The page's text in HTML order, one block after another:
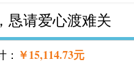
恳请爱心渡难关
： ￥15,114.73元